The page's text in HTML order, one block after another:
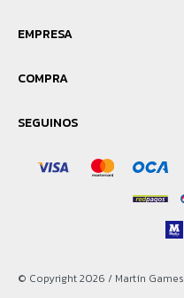
EMPRESA
COMPRA
SEGUINOS
© Copyright 2026 / Martín Games